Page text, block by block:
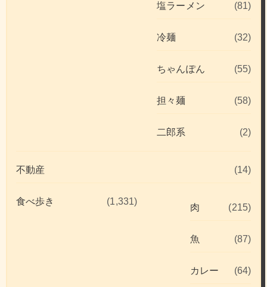
塩ラーメン (81)
冷麺 (32)
ちゃんぽん (55)
担々麺 (58)
二郎系 (2)
不動産 (14)
食べ歩き (1,331)
肉 (215)
魚 (87)
カレー (64)